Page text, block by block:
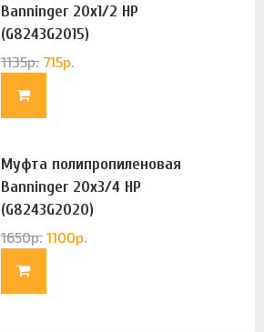
Banninger 20х1/2 НР
(G8243G2015)
1135р. 715р.
Муфта полипропиленовая
Banninger 20х3/4 НР
(G8243G2020)
1650р. 1100р.